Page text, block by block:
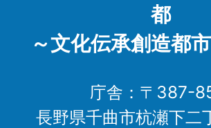
都
～文化伝承創造都
庁舎：〒387-
長野県千曲市杭瀬下二